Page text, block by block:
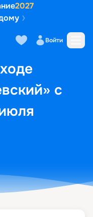
2027
Войти
с
Маршрут и